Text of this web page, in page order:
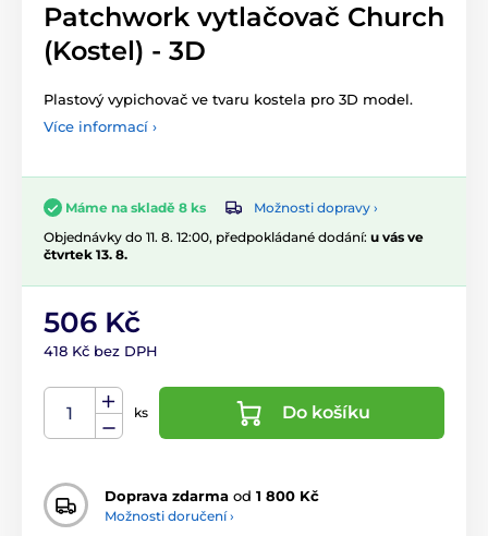
Patchwork vytlačovač Church
(Kostel) - 3D
Plastový vypichovač ve tvaru kostela pro 3D model.
Více informací ›
Máme na skladě 8 ks
Možnosti dopravy ›
Objednávky do 11. 8. 12:00, předpokládané dodání: u vás ve
čtvrtek 13. 8.
506 Kč
418 Kč bez DPH
ks Do košíku
Doprava zdarma od 1 800 Kč
Možnosti doručení ›